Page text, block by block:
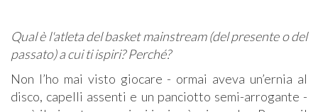
Qual è l'atleta del basket mainstream (del presente o del
passato) a cui ti ispiri? Perché?
Non l’ho mai visto giocare - ormai aveva un’ernia al
disco, capelli assenti e un panciotto semi-arrogante -